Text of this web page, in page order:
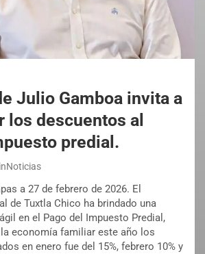
Julio Gamboa invita a
los descuentos al
predial.
a 27 de febrero de 2026. El
de Tuxtla Chico ha brindado una
en el Pago del Impuesto Predial,
economía familiar este año los
en enero fue del 15%, febrero 10% y